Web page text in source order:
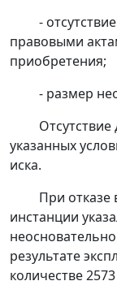
-
правовыми
приобретения;
- размер
указанных
иска.
При отказе
инстанции
результате
количестве